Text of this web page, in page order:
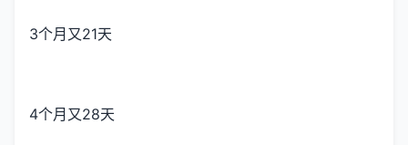
3个月又21天
4个月又28天